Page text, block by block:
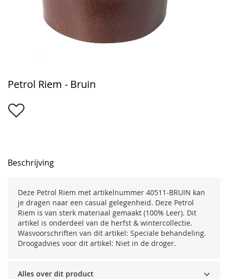
naar
begin
van
Petrol Riem - Bruin
Beschrijving
Deze Petrol Riem met artikelnummer 40511-BRUIN kan
je dragen naar een casual gelegenheid. Deze Petrol
Riem is van sterk materiaal gemaakt (100% Leer). Dit
artikel is onderdeel van de herfst & wintercollectie.
Wasvoorschriften van dit artikel: Speciale behandeling.
Droogadvies voor dit artikel: Niet in de droger.
Alles over dit product